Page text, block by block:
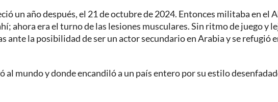
un año después, el 21 de octubre de 2024. Entonces militaba en el
ahora era el turno de las lesiones musculares. Sin ritmo de juego y
ante la posibilidad de ser un actor secundario en Arabia y se refugió
al mundo y donde encandiló a un país entero por su estilo